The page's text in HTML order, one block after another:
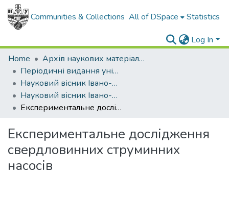
Communities & Collections All of DSpace Statistics
Log In
Home
Архів наукових матеріалів
Періодичні видання університету
Науковий вісник Івано-Франківського національного технічного університету нафти і газу
Науковий вісник Івано-Франківського національного технічного університету нафти і газу - 2011 - №1
Експериментальне дослідження свердловинних струминних насосів
Експериментальне дослідження
свердловинних струминних
насосів